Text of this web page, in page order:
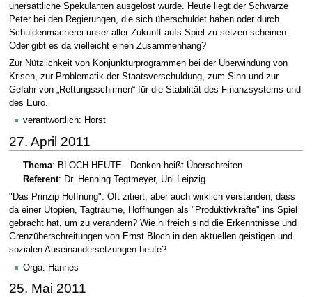
unersättliche Spekulanten ausgelöst wurde. Heute liegt der Schwarze
Peter bei den Regierungen, die sich überschuldet haben oder durch
Schuldenmacherei unser aller Zukunft aufs Spiel zu setzen scheinen.
Oder gibt es da vielleicht einen Zusammenhang?
Zur Nützlichkeit von Konjunkturprogrammen bei der Überwindung von
Krisen, zur Problematik der Staatsverschuldung, zum Sinn und zur
Gefahr von „Rettungsschirmen“ für die Stabilität des Finanzsystems und
des Euro.
verantwortlich: Horst
27. April 2011
Thema: BLOCH HEUTE - Denken heißt Überschreiten
Referent: Dr. Henning Tegtmeyer, Uni Leipzig
"Das Prinzip Hoffnung". Oft zitiert, aber auch wirklich verstanden, dass
da einer Utopien, Tagträume, Hoffnungen als "Produktivkräfte" ins Spiel
gebracht hat, um zu verändern? Wie hilfreich sind die Erkenntnisse und
Grenzüberschreitungen von Ernst Bloch in den aktuellen geistigen und
sozialen Auseinandersetzungen heute?
Orga: Hannes
25. Mai 2011